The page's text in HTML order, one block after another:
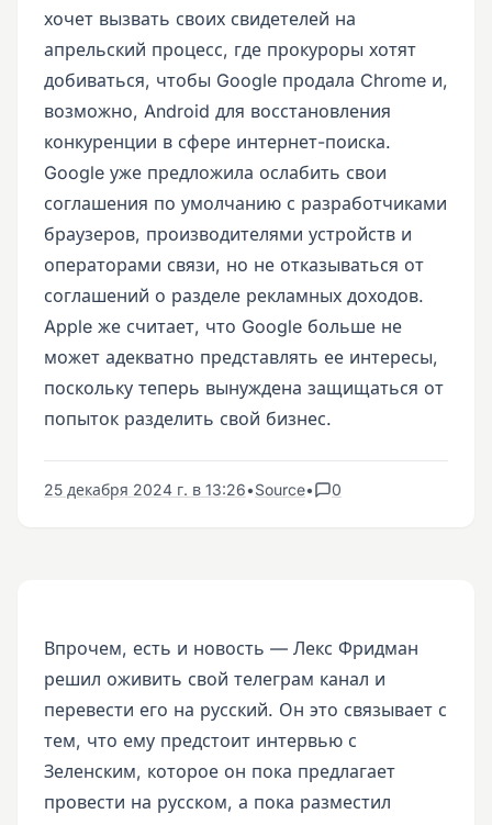
хочет вызвать своих свидетелей на
апрельский процесс, где прокуроры хотят
добиваться, чтобы Google продала Chrome и,
возможно, Android для восстановления
конкуренции в сфере интернет-поиска.
Google уже предложила ослабить свои
соглашения по умолчанию с разработчиками
браузеров, производителями устройств и
операторами связи, но не отказываться от
соглашений о разделе рекламных доходов.
Apple же считает, что Google больше не
может адекватно представлять ее интересы,
поскольку теперь вынуждена защищаться от
попыток разделить свой бизнес.
25 декабря 2024 г. в 13:26•Source• 0
Впрочем, есть и новость — Лекс Фридман
решил оживить свой телеграм канал и
перевести его на русский. Он это связывает с
тем, что ему предстоит интервью с
Зеленским, которое он пока предлагает
провести на русском, а пока разместил